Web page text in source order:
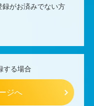
録がお済みでない方
する場合
ジへ